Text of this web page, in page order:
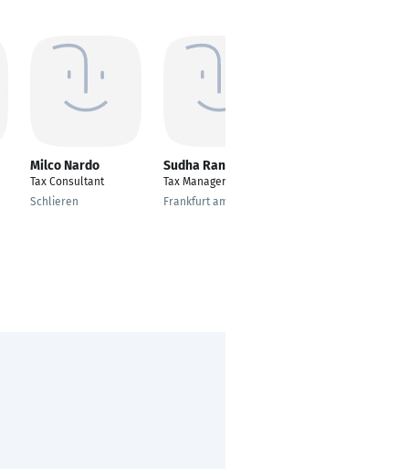
Milco Nardo
Tax Consultant
Schlieren
Sudha Rani
Tax Manager
Frankfurt am Main